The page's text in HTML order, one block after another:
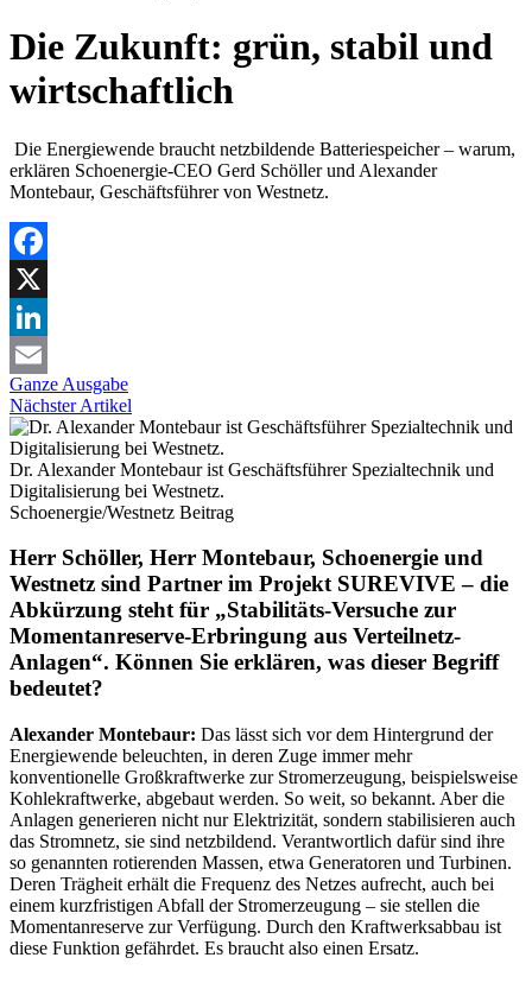
Die Zukunft: grün, stabil und
wirtschaftlich
Die Energiewende braucht netzbildende Batteriespeicher – warum,
erklären Schoenergie-CEO Gerd Schöller und Alexander
Montebaur, Geschäftsführer von Westnetz.
Facebook
X
LinkedIn
Email
Ganze Ausgabe
Nächster Artikel
Dr. Alexander Montebaur ist Geschäftsführer Spezialtechnik und
Digitalisierung bei Westnetz.
Schoenergie/Westnetz Beitrag
Herr Schöller, Herr Montebaur, Schoenergie und
Westnetz sind Partner im Projekt SUREVIVE – die
Abkürzung steht für „Stabilitäts-Versuche zur
Momentanreserve-Erbringung aus Verteilnetz-
Anlagen“. Können Sie erklären, was dieser Begriff
bedeutet?
Alexander Montebaur: Das lässt sich vor dem Hintergrund der
Energiewende beleuchten, in deren Zuge immer mehr
konventionelle Großkraftwerke zur Stromerzeugung, beispielsweise
Kohlekraftwerke, abgebaut werden. So weit, so bekannt. Aber die
Anlagen generieren nicht nur Elektrizität, sondern stabilisieren auch
das Stromnetz, sie sind netzbildend. Verantwortlich dafür sind ihre
so genannten rotierenden Massen, etwa Generatoren und Turbinen.
Deren Trägheit erhält die Frequenz des Netzes aufrecht, auch bei
einem kurzfristigen Abfall der Stromerzeugung – sie stellen die
Momentanreserve zur Verfügung. Durch den Kraftwerksabbau ist
diese Funktion gefährdet. Es braucht also einen Ersatz.